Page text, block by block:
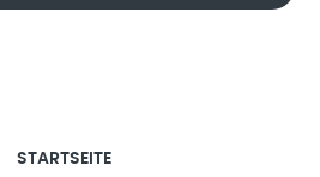
STARTSEITE